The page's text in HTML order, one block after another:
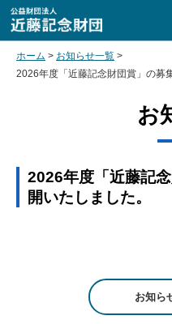
ホーム
お知らせ一覧
2026年度「近藤記念財団賞」の募
お
2026年度「近藤記
開いたしました。
お知ら